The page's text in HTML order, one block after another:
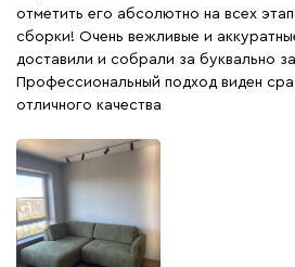
отметить его абсолютно на всех
сборки! Очень вежливые и
доставили и собрали за буквально
Профессиональный подход виден
отличного качества